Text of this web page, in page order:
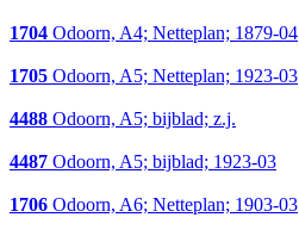
1704 Odoorn, A4; Netteplan; 1879-04
1705 Odoorn, A5; Netteplan; 1923-03
4488 Odoorn, A5; bijblad; z.j.
4487 Odoorn, A5; bijblad; 1923-03
1706 Odoorn, A6; Netteplan; 1903-03